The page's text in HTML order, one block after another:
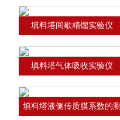
填料塔间歇精馏实验仪
填料塔气体吸收实验仪
填料塔液侧传质膜系数的测